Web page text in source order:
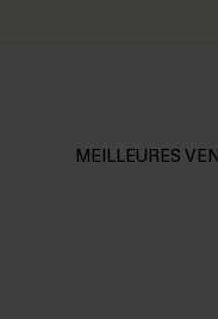
MEILLEURES